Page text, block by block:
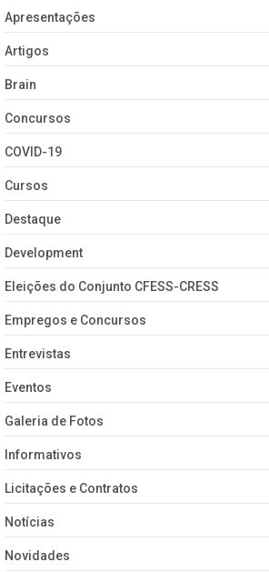
Apresentações
Artigos
Brain
Concursos
COVID-19
Cursos
Destaque
Development
Eleições do Conjunto CFESS-CRESS
Empregos e Concursos
Entrevistas
Eventos
Galeria de Fotos
Informativos
Licitações e Contratos
Notícias
Novidades